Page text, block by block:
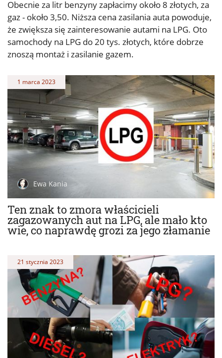
Obecnie za litr benzyny zapłacimy około 8 złotych, za
gaz - około 3,50. Niższa cena zasilania auta powoduje,
że zwiększa się zainteresowanie autami na LPG. Oto
samochody na LPG do 20 tys. złotych, które dobrze
znoszą montaż i zasilanie gazem.
Ten znak to zmora właścicieli
zagazowanych aut na LPG, ale mało kto
wie, co naprawdę grozi za jego złamanie
1 marca 2023
Ewa Kania
21 stycznia 2023